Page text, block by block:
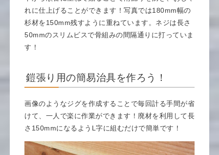
れに仕上げることができます！写真では180mm幅の
杉材を150mm残すように重ねています。ネジは長さ
50mmのスリムビスで骨組みの間隔通りに打っていま
す！
鎧張り用の簡易治具を作ろう！
画像のようなジグを作成することで毎回計る手間が省
けて、一人で楽に作業ができます！廃材を利用して長
さ150mmになるようL字に組むだけで簡単です！